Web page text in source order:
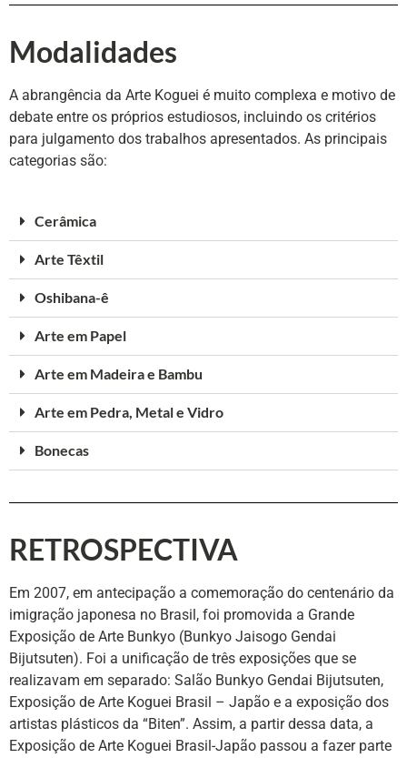
Modalidades
A abrangência da Arte Koguei é muito complexa e motivo de
debate entre os próprios estudiosos, incluindo os critérios
para julgamento dos trabalhos apresentados. As principais
categorias são:
Cerâmica
Arte Têxtil
Oshibana-ê
Arte em Papel
Arte em Madeira e Bambu
Arte em Pedra, Metal e Vidro
Bonecas
RETROSPECTIVA
Em 2007, em antecipação a comemoração do centenário da
imigração japonesa no Brasil, foi promovida a Grande
Exposição de Arte Bunkyo (Bunkyo Jaisogo Gendai
Bijutsuten). Foi a unificação de três exposições que se
realizavam em separado: Salão Bunkyo Gendai Bijutsuten,
Exposição de Arte Koguei Brasil – Japão e a exposição dos
artistas plásticos da “Biten”. Assim, a partir dessa data, a
Exposição de Arte Koguei Brasil-Japão passou a fazer parte